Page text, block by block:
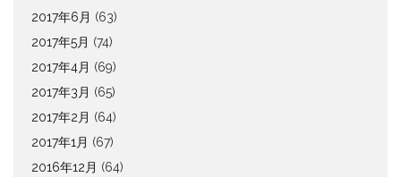
2017年6月 (63)
2017年5月 (74)
2017年4月 (69)
2017年3月 (65)
2017年2月 (64)
2017年1月 (67)
2016年12月 (64)